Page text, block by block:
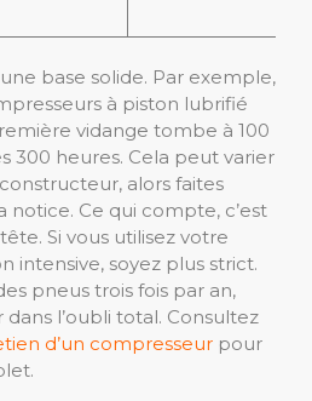
base solide. Par exemple,
à piston lubrifié
vidange tombe à 100
300 heures. Cela peut varier
alors faites
notice. Ce qui compte, c’est
Si vous utilisez votre
intensive, soyez plus strict.
pneus trois fois par an,
l’oubli total. Consultez
d’un compresseur pour